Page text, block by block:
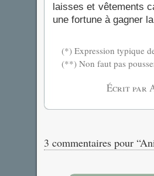
laisses et vêtements
une fortune à gagner
(*) Expression typique
(**) Non faut pas
Écrit par
3 commentaires pour